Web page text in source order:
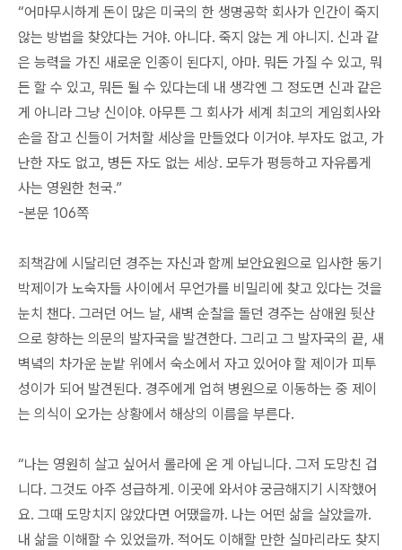
“어마무시하게 돈이 많은 미국의 한 생명공학 회사가 인간이 죽지
않는 방법을 찾았다는 거야. 아니다. 죽지 않는 게 아니지. 신과 같
은 능력을 가진 새로운 인종이 된다지, 아마. 뭐든 가질 수 있고, 뭐
든 할 수 있고, 뭐든 될 수 있다는데 내 생각엔 그 정도면 신과 같은
게 아니라 그냥 신이야. 아무튼 그 회사가 세계 최고의 게임회사와
손을 잡고 신들이 거처할 세상을 만들었다 이거야. 부자도 없고, 가
난한 자도 없고, 병든 자도 없는 세상. 모두가 평등하고 자유롭게
사는 영원한 천국.”
-본문 106쪽
죄책감에 시달리던 경주는 자신과 함께 보안요원으로 입사한 동기
박제이가 노숙자들 사이에서 무언가를 비밀리에 찾고 있다는 것을
눈치 챈다. 그러던 어느 날, 새벽 순찰을 돌던 경주는 삼애원 뒷산
으로 향하는 의문의 발자국을 발견한다. 그리고 그 발자국의 끝, 새
벽녘의 차가운 눈밭 위에서 숙소에서 자고 있어야 할 제이가 피투
성이가 되어 발견된다. 경주에게 업혀 병원으로 이동하는 중 제이
는 의식이 오가는 상황에서 해상의 이름을 부른다.
“나는 영원히 살고 싶어서 롤라에 온 게 아닙니다. 그저 도망친 겁
니다. 그것도 아주 성급하게. 이곳에 와서야 궁금해지기 시작했어
요. 그때 도망치지 않았다면 어땠을까. 나는 어떤 삶을 살았을까.
내 삶을 이해할 수 있었을까. 적어도 이해할 만한 실마리라도 찾지